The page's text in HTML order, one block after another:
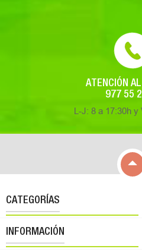
ATENCIÓN
977 55
L-J: 8 a 17:30h y

CATEGORÍAS
INFORMACIÓN